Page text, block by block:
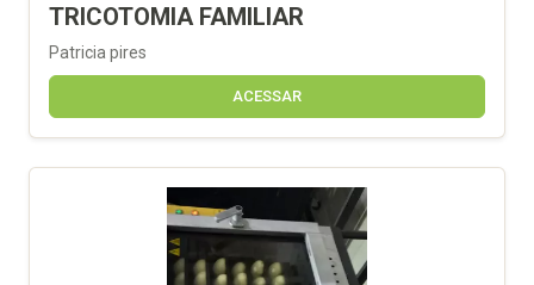
TRICOTOMIA FAMILIAR
Patricia pires
ACESSAR